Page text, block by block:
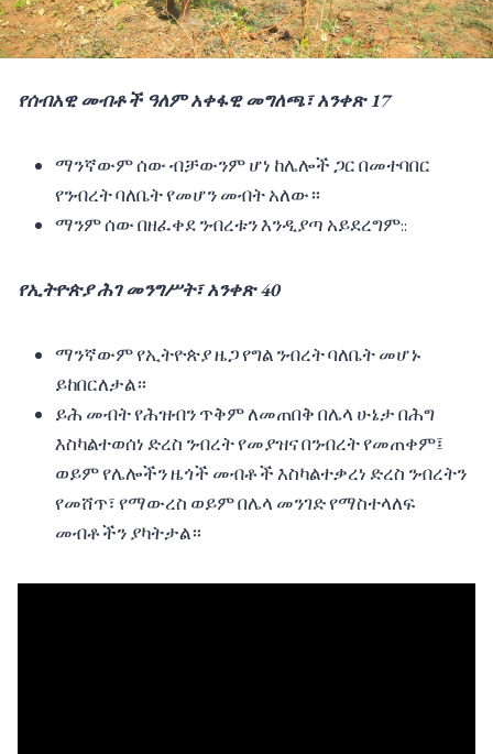
የሰብአዊ መብቶች ዓለም አቀፋዊ መግለጫ፣ አንቀጽ 17
ማንኛውም ሰው ብቻውንም ሆነ ከሌሎች ጋር በመተባበር
የንብረት ባለቤት የመሆን መብት አለው።
ማንም ሰው በዘፈቀደ ንብረቱን እንዲያጣ አይደረግም::
የኢትዮጵያ ሕገ መንግሥት፣ አንቀጽ 40
ማንኛውም የኢትዮጵያ ዜጋ የግል ንብረት ባለቤት መሆኑ
ይከበርለታል።
ይሕ መብት የሕዝብን ጥቅም ለመጠበቅ በሌላ ሁኔታ በሕግ
እስካልተወሰነ ድረስ ንብረት የመያዝና በንብረት የመጠቀም፤
ወይም የሌሎችን ዜጎች መብቶች እስካልተቃረነ ድረስ ንብረትን
የመሸጥ፣ የማውረስ ወይም በሌላ መንገድ የማስተላለፍ
መብቶችን ያካትታል።